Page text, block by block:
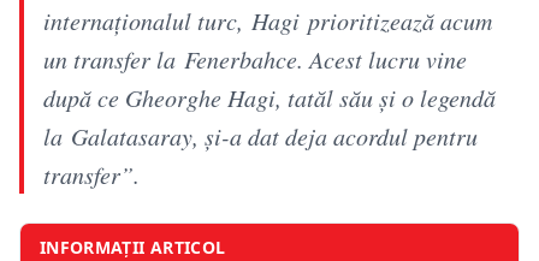
internaționalul turc, Hagi prioritizează acum
un transfer la Fenerbahce. Acest lucru vine
după ce Gheorghe Hagi, tatăl său și o legendă
la Galatasaray, și-a dat deja acordul pentru
transfer”.
INFORMAȚII ARTICOL